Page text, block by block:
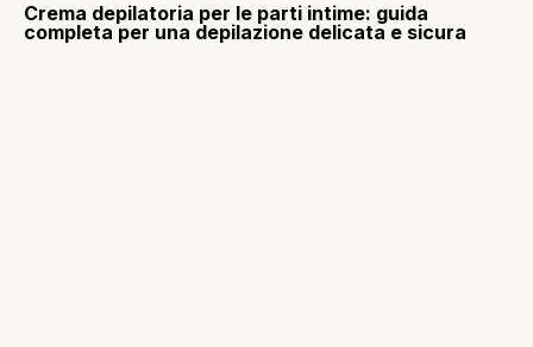
Crema depilatoria per le parti intime: guida
completa per una depilazione delicata e sicura